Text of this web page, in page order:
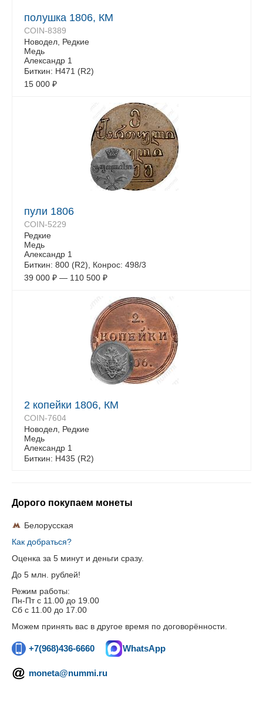
полушка 1806, КМ
COIN-8389
Новодел, Редкие
Медь
Александр 1
Биткин: Н471 (R2)
15 000 ₽
пули 1806
COIN-5229
Редкие
Медь
Александр 1
Биткин: 800 (R2), Конрос: 498/3
39 000 ₽ — 110 500 ₽
2 копейки 1806, КМ
COIN-7604
Новодел, Редкие
Медь
Александр 1
Биткин: H435 (R2)
Дорого покупаем монеты
Белорусская
Как добраться?
Оценка за 5 минут и деньги сразу.
До 5 млн. рублей!
Режим работы:
Пн-Пт c 11.00 до 19.00
Сб с 11.00 до 17.00
Можем принять вас в другое время по договорённости.
+7(968)436-6660 WhatsApp
moneta@nummi.ru